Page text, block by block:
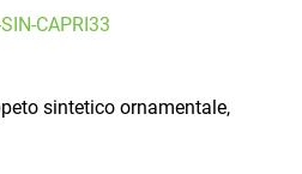
CAPRI33
sintetico ornamentale,